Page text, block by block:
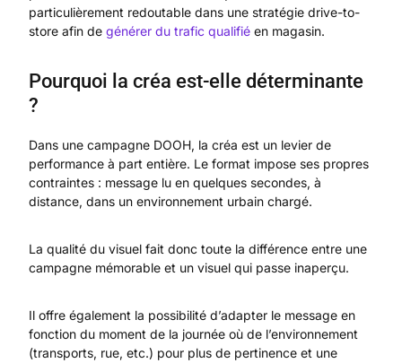
particulièrement redoutable dans une stratégie drive-to-
store afin de générer du trafic qualifié en magasin.
Pourquoi la créa est-elle déterminante
?
Dans une campagne DOOH, la créa est un levier de
performance à part entière. Le format impose ses propres
contraintes : message lu en quelques secondes, à
distance, dans un environnement urbain chargé.
La qualité du visuel fait donc toute la différence entre une
campagne mémorable et un visuel qui passe inaperçu.
Il offre également la possibilité d’adapter le message en
fonction du moment de la journée où de l’environnement
(transports, rue, etc.) pour plus de pertinence et une